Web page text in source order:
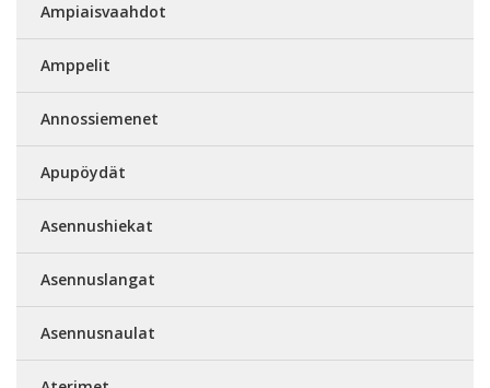
Ampiaisvaahdot
Amppelit
Annossiemenet
Apupöydät
Asennushiekat
Asennuslangat
Asennusnaulat